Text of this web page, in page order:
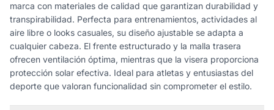
marca con materiales de calidad que garantizan durabilidad y
transpirabilidad. Perfecta para entrenamientos, actividades al
aire libre o looks casuales, su diseño ajustable se adapta a
cualquier cabeza. El frente estructurado y la malla trasera
ofrecen ventilación óptima, mientras que la visera proporciona
protección solar efectiva. Ideal para atletas y entusiastas del
deporte que valoran funcionalidad sin comprometer el estilo.